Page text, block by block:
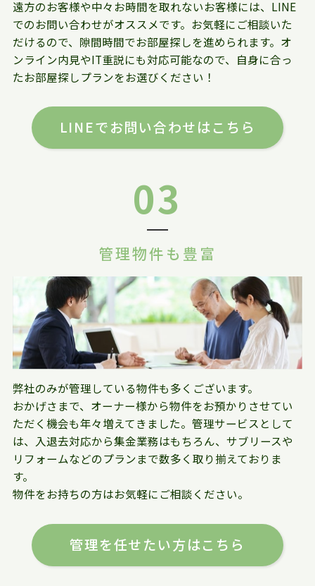
遠方のお客様や中々お時間を取れないお客様には、LINE
でのお問い合わせがオススメです。お気軽にご相談いた
だけるので、隙間時間でお部屋探しを進められます。オ
ンライン内見やIT重説にも対応可能なので、自身に合っ
たお部屋探しプランをお選びください！
LINEでお問い合わせはこちら
03
管理物件も豊富
弊社のみが管理している物件も多くございます。
おかげさまで、オーナー様から物件をお預かりさせてい
ただく機会も年々増えてきました。管理サービスとして
は、入退去対応から集金業務はもちろん、サブリースや
リフォームなどのプランまで数多く取り揃えておりま
す。
物件をお持ちの方はお気軽にご相談ください。
管理を任せたい方はこちら